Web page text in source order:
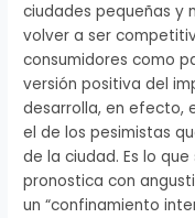
ciudades pequeñas y
volver a ser
consumidores como
versión positiva del
desarrolla, en efecto,
el de los pesimistas
de la ciudad. Es lo
pronostica con
un “confinamiento